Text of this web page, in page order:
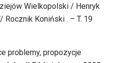
Wielkopolski / Henryk
Rocznik Koniński . – T. 19
problemy, propozycje